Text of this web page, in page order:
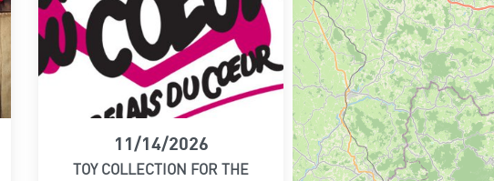
11/14/2026
TOY COLLECTION FOR THE